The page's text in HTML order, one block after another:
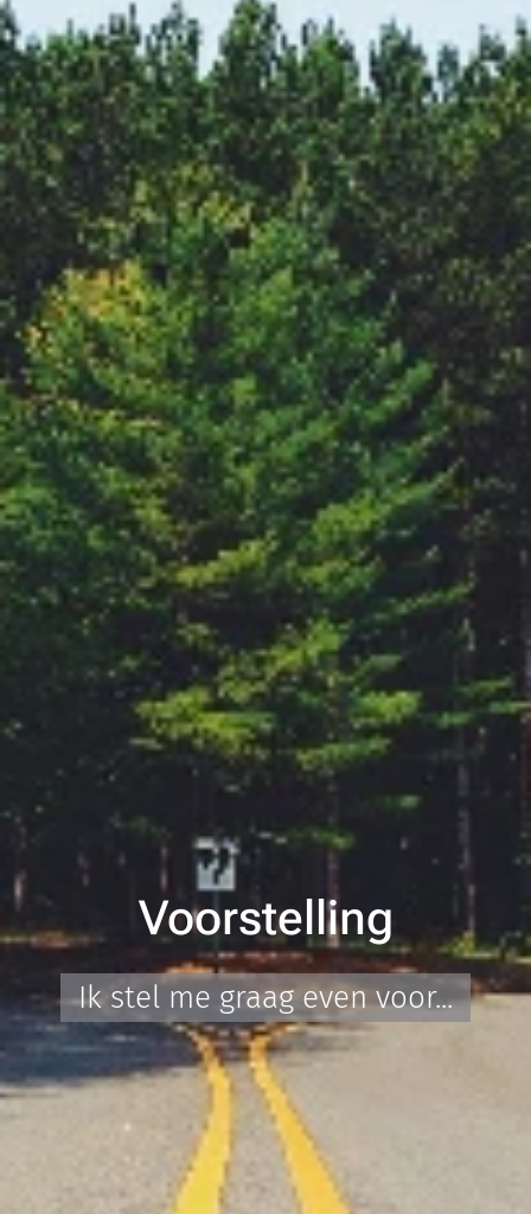
Voorstelling
Ik stel me graag even voor...